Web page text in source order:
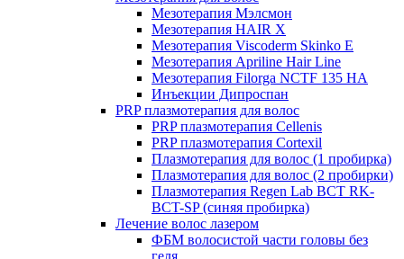
Мезотерапия Мэлсмон
Мезотерапия HAIR X
Мезотерапия Viscoderm Skinko E
Мезотерапия Apriline Hair Line
Мезотерапия Filorga NCTF 135 HA
Инъекции Дипроспан
PRP плазмотерапия для волос
PRP плазмотерапия Cellenis
PRP плазмотерапия Cortexil
Плазмотерапия для волос (1 пробирка)
Плазмотерапия для волос (2 пробирки)
Плазмотерапия Regen Lab BCT RK-
BCT-SP (синяя пробирка)
Лечение волос лазером
ФБМ волосистой части головы без
геля